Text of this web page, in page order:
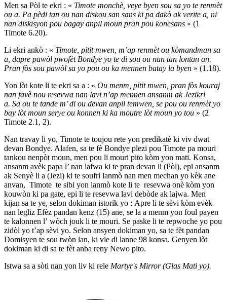
Men sa Pòl te ekri : « Timote monchè, veye byen sou sa yo te renmèt
ou a. Pa pèdi tan ou nan diskou san sans ki pa dakò ak verite a, ni
nan diskisyon pou bagay anpil moun pran pou konesans » (1
Timote 6.20).
Li ekri ankò : « Timote, pitit mwen, m’ap renmèt ou kòmandman sa
a, dapre pawòl pwofèt Bondye yo te di sou ou nan tan lontan an.
Pran fòs sou pawòl sa yo pou ou ka mennen batay la byen » (1.18).
Yon lòt kote li te ekri sa a : « Ou menm, pitit mwen, pran fòs kouraj
nan favè nou resevwa nan lavi n’ap mennen ansanm ak Jezikri
a. Sa ou te tande m’ di ou devan anpil temwen, se pou ou renmèt yo
bay lòt moun serye ou konnen ki ka moutre lòt moun yo tou » (2
Timote 2.1, 2).
Nan travay li yo, Timote te toujou rete yon predikatè ki viv dwat
devan Bondye. Alafen, sa te fè Bondye plezi pou Timote pa mouri
tankou nenpòt moun, men pou li mouri pito kòm yon mati. Konsa,
ansanm avèk papa l’ nan lafwa ki te pran devan li (Pòl), epi ansanm
ak Senyè li a (Jezi) ki te soufri lanmò nan men mechan yo kèk ane
anvan, Timote te sibi yon lanmò kote li te resevwa onè kòm yon
kouwòn ki pa gate, epi li te resevwa lavi debòde ak lajwa. Men
kijan sa te ye, selon dokiman istorik yo : Apre li te sèvi kòm evèk
nan legliz Efèz pandan kenz (15) ane, se la a menm yon foul payen
te kalonnen l’ wòch jouk li te mouri. Se paske li te repwoche yo pou
zidòl yo t’ap sèvi yo. Selon ansyen dokiman yo, sa te fèt pandan
Domisyen te sou twòn lan, ki vle di lanne 98 konsa. Genyen lòt
dokiman ki di sa te fèt anba reny Newo pito.
Istwa sa a sòti nan yon liv ki rele Martyr's Mirror (Glas Mati yo).